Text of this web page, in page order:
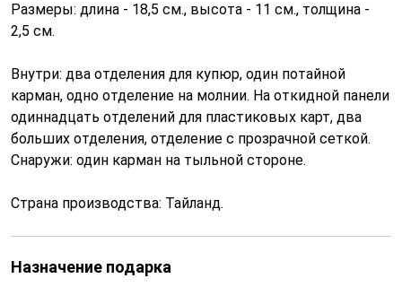
Размеры: длина - 18,5 см., высота - 11 см., толщина -
2,5 см.
Внутри: два отделения для купюр, один потайной
карман, одно отделение на молнии. На откидной панели
одиннадцать отделений для пластиковых карт, два
больших отделения, отделение с прозрачной сеткой.
Снаружи: один карман на тыльной стороне.
Страна производства: Тайланд.
Назначение подарка